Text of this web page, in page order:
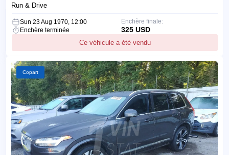
Run & Drive
Sun 23 Aug 1970, 12:00
Enchère terminée
Ce véhicule a été vendu
Enchère finale:
325 USD
Copart